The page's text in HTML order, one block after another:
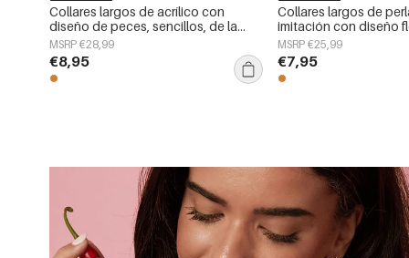
Collares largos de acrílico con
diseño de peces, sencillos, de la
serie Daily Simple, joyería para mujer.
MSRP €28,99
€8,95
Collares largos de
imitación con diseño
serie Sweet Daily
MSRP €25,99
€7,95